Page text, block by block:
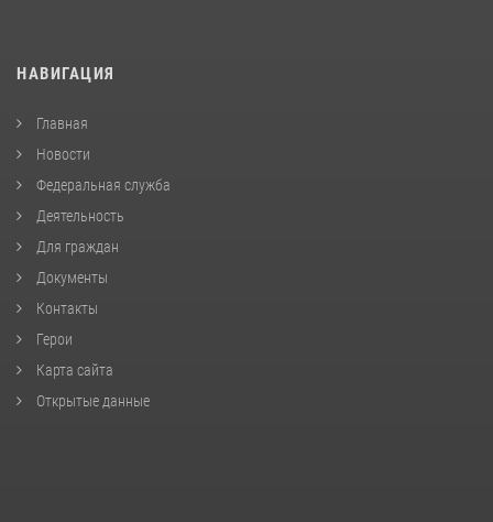
НАВИГАЦИЯ
Главная
Новости
Федеральная служба
Деятельность
Для граждан
Документы
Контакты
Герои
Карта сайта
Открытые данные